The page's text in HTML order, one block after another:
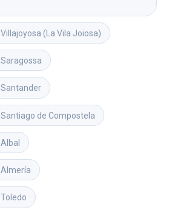
Villajoyosa (La Vila Joiosa)
Saragossa
Santander
Santiago de Compostela
Albal
Almería
Toledo